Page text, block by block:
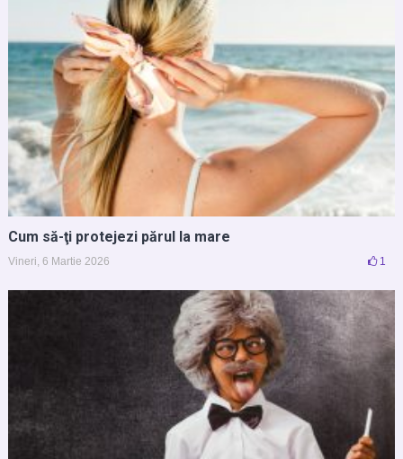
Cum să-ţi protejezi părul la mare
Vineri, 6 Martie 2026 1